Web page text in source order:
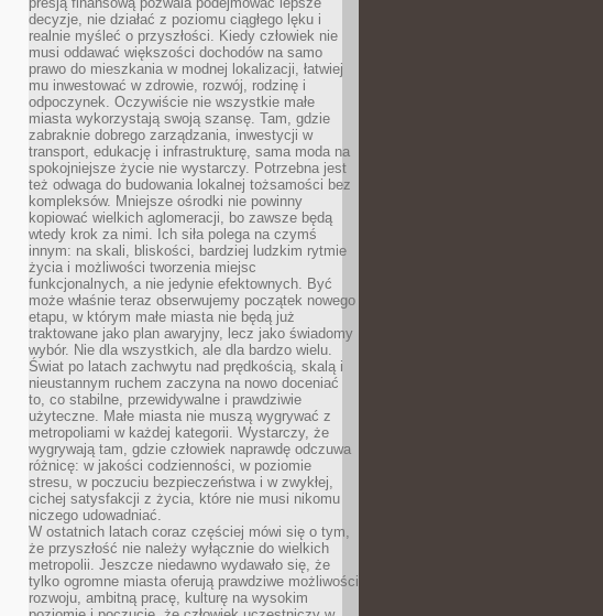
decyzje, nie działać z poziomu ciągłego lęku i
realnie myśleć o przyszłości. Kiedy człowiek nie
musi oddawać większości dochodów na samo
prawo do mieszkania w modnej lokalizacji, łatwiej
mu inwestować w zdrowie, rozwój, rodzinę i
odpoczynek. Oczywiście nie wszystkie małe
miasta wykorzystają swoją szansę. Tam, gdzie
zabraknie dobrego zarządzania, inwestycji w
transport, edukację i infrastrukturę, sama moda na
spokojniejsze życie nie wystarczy. Potrzebna jest
też odwaga do budowania lokalnej tożsamości bez
kompleksów. Mniejsze ośrodki nie powinny
kopiować wielkich aglomeracji, bo zawsze będą
wtedy krok za nimi. Ich siła polega na czymś
innym: na skali, bliskości, bardziej ludzkim rytmie
życia i możliwości tworzenia miejsc
funkcjonalnych, a nie jedynie efektownych. Być
może właśnie teraz obserwujemy początek nowego
etapu, w którym małe miasta nie będą już
traktowane jako plan awaryjny, lecz jako świadomy
wybór. Nie dla wszystkich, ale dla bardzo wielu.
Świat po latach zachwytu nad prędkością, skalą i
nieustannym ruchem zaczyna na nowo doceniać
to, co stabilne, przewidywalne i prawdziwie
użyteczne. Małe miasta nie muszą wygrywać z
metropoliami w każdej kategorii. Wystarczy, że
wygrywają tam, gdzie człowiek naprawdę odczuwa
różnicę: w jakości codzienności, w poziomie
stresu, w poczuciu bezpieczeństwa i w zwykłej,
cichej satysfakcji z życia, które nie musi nikomu
niczego udowadniać.
W ostatnich latach coraz częściej mówi się o tym,
że przyszłość nie należy wyłącznie do wielkich
metropolii. Jeszcze niedawno wydawało się, że
tylko ogromne miasta oferują prawdziwe możliwości
rozwoju, ambitną pracę, kulturę na wysokim